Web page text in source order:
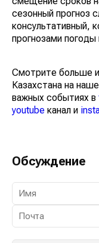
сезонный прогноз
консультативный,
прогнозами
Смотрите больше
Казахстана на
важных событиях в
youtube канал и
Обсуждение